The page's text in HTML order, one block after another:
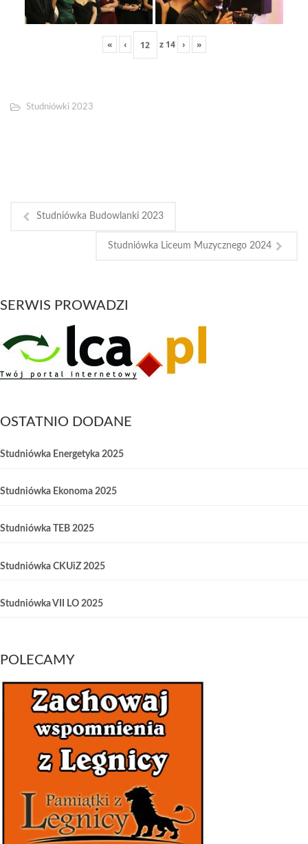
« ‹ z 14 › »
Studniówki 2023
Studniówka Budowlanki 2023
Studniówka Liceum Muzycznego 2024
SERWIS PROWADZI
OSTATNIO DODANE
Studniówka Energetyka 2025
Studniówka Ekonoma 2025
Studniówka TEB 2025
Studniówka CKUiZ 2025
Studniówka VII LO 2025
POLECAMY